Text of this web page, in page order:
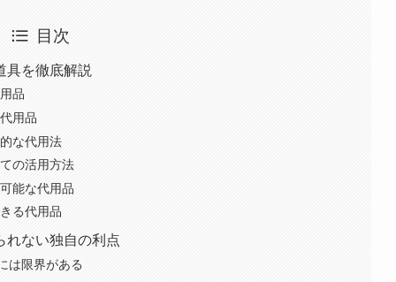
目次
具を徹底解説
品
用品
な代用法
の活用方法
能な代用品
る代用品
れない独自の利点
は限界がある